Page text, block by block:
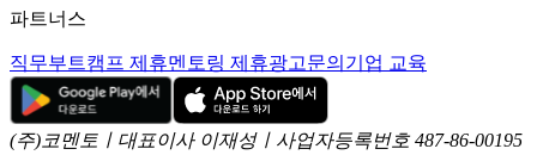
파트너스
직무부트캠프 제휴멘토링 제휴광고문의 기업 교육
(주)코멘토ㅣ대표이사 이재성ㅣ사업자등록번호 487-86-00195